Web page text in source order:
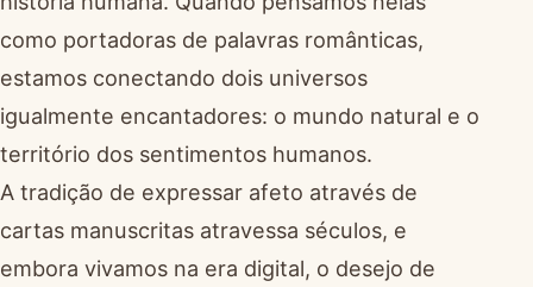
como portadoras de palavras românticas,
estamos conectando dois universos
igualmente encantadores: o mundo natural e o
território dos sentimentos humanos.
A tradição de expressar afeto através de
cartas manuscritas atravessa séculos, e
embora vivamos na era digital, o desejo de